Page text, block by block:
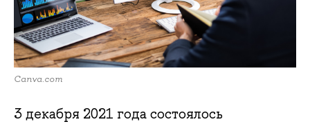
Canva.com
3 декабря 2021 года состоялось